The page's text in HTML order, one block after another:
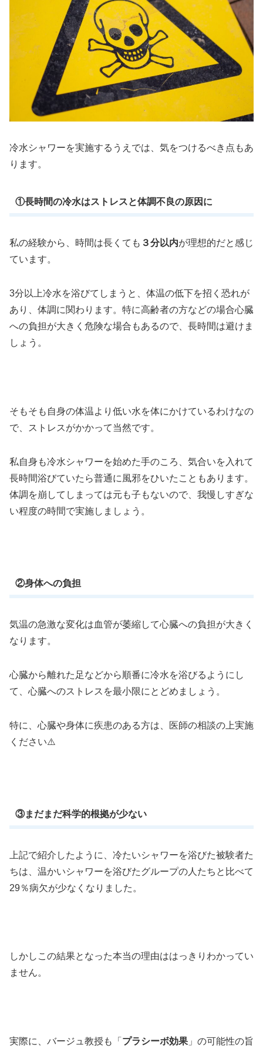
冷水シャワーを実施するうえでは、気をつけるべき点もあ
ります。
①長時間の冷水はストレスと体調不良の原因に
私の経験から、時間は長くても ３分以内が理想的だと感じ
ています。
3分以上冷水を浴びてしまうと、体温の低下を招く恐れが
あり、体調に関わります。特に高齢者の方などの場合心臓
への負担が大きく危険な場合もあるので、長時間は避けま
しょう。
そもそも自身の体温より低い水を体にかけているわけなの
で、ストレスがかかって当然です。
私自身も冷水シャワーを始めた手のころ、気合いを入れて
長時間浴びていたら普通に風邪をひいたこともあります。
体調を崩してしまっては元も子もないので、我慢しすぎな
い程度の時間で実施しましょう。
②身体への負担
気温の急激な変化は血管が萎縮して心臓への負担が大きく
なります。
心臓から離れた足などから順番に冷水を浴びるようにし
て、心臓へのストレスを最小限にとどめましょう。
特に、心臓や身体に疾患のある方は、医師の相談の上実施
ください⚠️
③まだまだ科学的根拠が少ない
上記で紹介したように、冷たいシャワーを浴びた被験者た
ちは、温かいシャワーを浴びたグループの人たちと比べて
29％病欠が少なくなりました。
しかしこの結果となった本当の理由ははっきりわかってい
ません。
実際に、バージュ教授も「 プラシーボ効果 」の可能性の旨